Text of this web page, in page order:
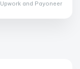
Upwork and Payoneer